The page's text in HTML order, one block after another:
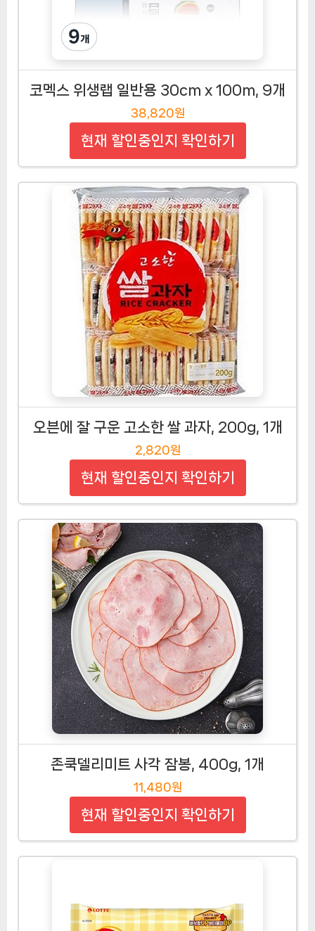
코멕스 위생랩 일반용 30cm x 100m, 9개
38,820원
현재 할인중인지 확인하기
오븐에 잘 구운 고소한 쌀 과자, 200g, 1개
2,820원
현재 할인중인지 확인하기
존쿡델리미트 사각 잠봉, 400g, 1개
11,480원
현재 할인중인지 확인하기